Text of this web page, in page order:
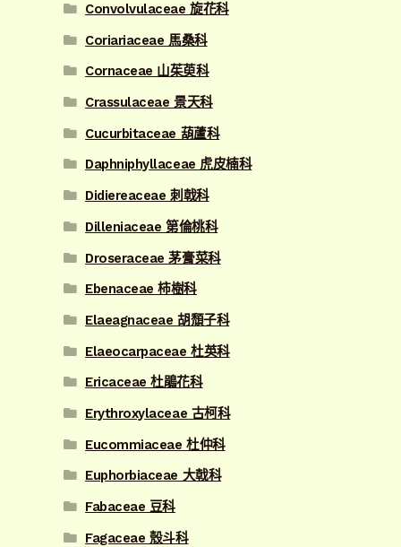
Convolvulaceae 旋花科
Coriariaceae 馬桑科
Cornaceae 山茱萸科
Crassulaceae 景天科
Cucurbitaceae 葫蘆科
Daphniphyllaceae 虎皮楠科
Didiereaceae 刺戟科
Dilleniaceae 第倫桃科
Droseraceae 茅膏菜科
Ebenaceae 柿樹科
Elaeagnaceae 胡頹子科
Elaeocarpaceae 杜英科
Ericaceae 杜鵑花科
Erythroxylaceae 古柯科
Eucommiaceae 杜仲科
Euphorbiaceae 大戟科
Fabaceae 豆科
Fagaceae 殼斗科